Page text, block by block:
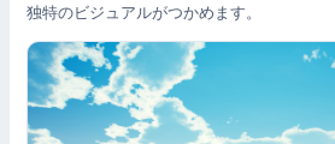
独特のビジュアルがつかめます。